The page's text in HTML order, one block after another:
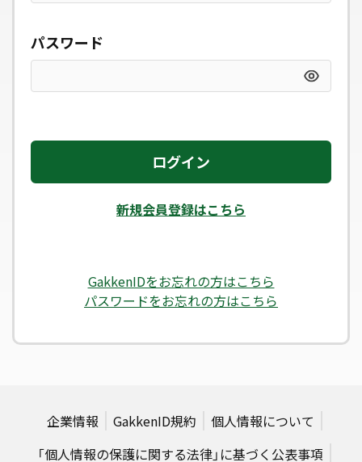
パスワード
ログイン
新規会員登録はこちら
GakkenIDをお忘れの方はこちら
パスワードをお忘れの方はこちら
企業情報 GakkenID規約
個人情報について
「個人情報の保護に関する法律」に基づく公表事項